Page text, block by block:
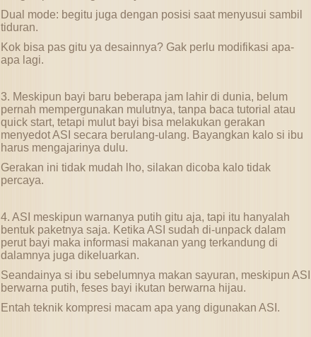
Dual mode: begitu juga dengan posisi saat menyusui sambil
tiduran.
Kok bisa pas gitu ya desainnya? Gak perlu modifikasi apa-
apa lagi.
3. Meskipun bayi baru beberapa jam lahir di dunia, belum
pernah mempergunakan mulutnya, tanpa baca tutorial atau
quick start, tetapi mulut bayi bisa melakukan gerakan
menyedot ASI secara berulang-ulang. Bayangkan kalo si ibu
harus mengajarinya dulu.
Gerakan ini tidak mudah lho, silakan dicoba kalo tidak
percaya.
4. ASI meskipun warnanya putih gitu aja, tapi itu hanyalah
bentuk paketnya saja. Ketika ASI sudah di-unpack dalam
perut bayi maka informasi makanan yang terkandung di
dalamnya juga dikeluarkan.
Seandainya si ibu sebelumnya makan sayuran, meskipun ASI
berwarna putih, feses bayi ikutan berwarna hijau.
Entah teknik kompresi macam apa yang digunakan ASI.